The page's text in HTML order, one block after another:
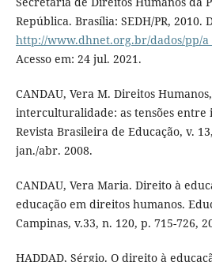
República. Brasília: SEDH/PR, 2010.
http://www.dhnet.org.br/dados/pp/
Acesso em: 24 jul. 2021.
CANDAU, Vera M. Direitos
interculturalidade: as tensões entre
Revista Brasileira de Educação, v.
jan./abr. 2008.
CANDAU, Vera Maria. Direito à
educação em direitos humanos.
Campinas, v.33, n. 120, p. 715-726,
HADDAD, Sérgio. O direito à